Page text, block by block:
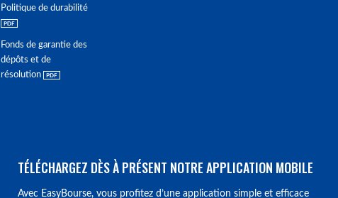
Politique de durabilité
Fonds de garantie des
dépôts et de
résolution
TÉLÉCHARGEZ DÈS À PRÉSENT NOTRE APPLICATION MOBILE
Avec EasyBourse, vous profitez d’une application simple et efficace